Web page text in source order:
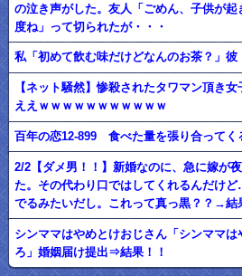
の泣き声がした。友人「ごめん、子供が
度ね」って切られたが・・・
私「初めて飲む味だけどなんのお茶？」彼
【ネット騒然】惨殺されたタワマン頂き
ええｗｗｗｗｗｗｗｗｗｗｗ
百年の恋12-899 食べた量を張り合ってく
2/2【ダメ男！！】新婚なのに、急に嫁が
た。その代わり口ではしてくれるんだけ
でるみたいだし。これって真っ黒？？→
シンママはやめとけおじさん「シンママ
ろ」婚姻届け提出⇒結果！！